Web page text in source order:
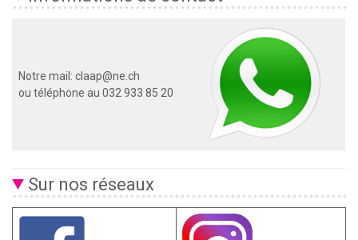
Notre mail: claap@ne.ch
ou téléphone au 032 933 85 20
Sur nos réseaux